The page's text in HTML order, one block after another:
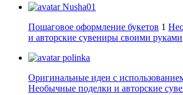
Nusha01
Пошаговое оформление букетов 1
и авторские сувениры своими руками
polinka
Оригинальные идеи с
Необычные поделки и авторские